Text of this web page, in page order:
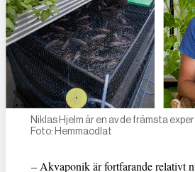
Niklas Hjelm är en av de främsta
Foto: Hemmaodlat
– Akvaponik är fortfarande relativt